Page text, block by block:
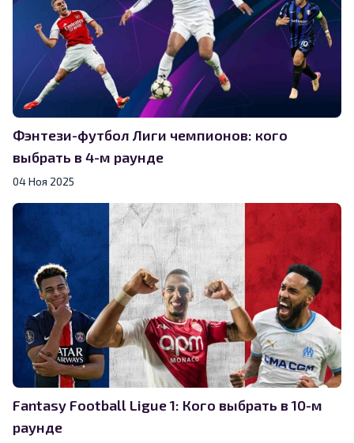
Фэнтези-футбол Лиги чемпионов: кого
выбрать в 4-м раунде
04 Ноя 2025
Fantasy Football Ligue 1: Кого выбрать в 10-м
раунде